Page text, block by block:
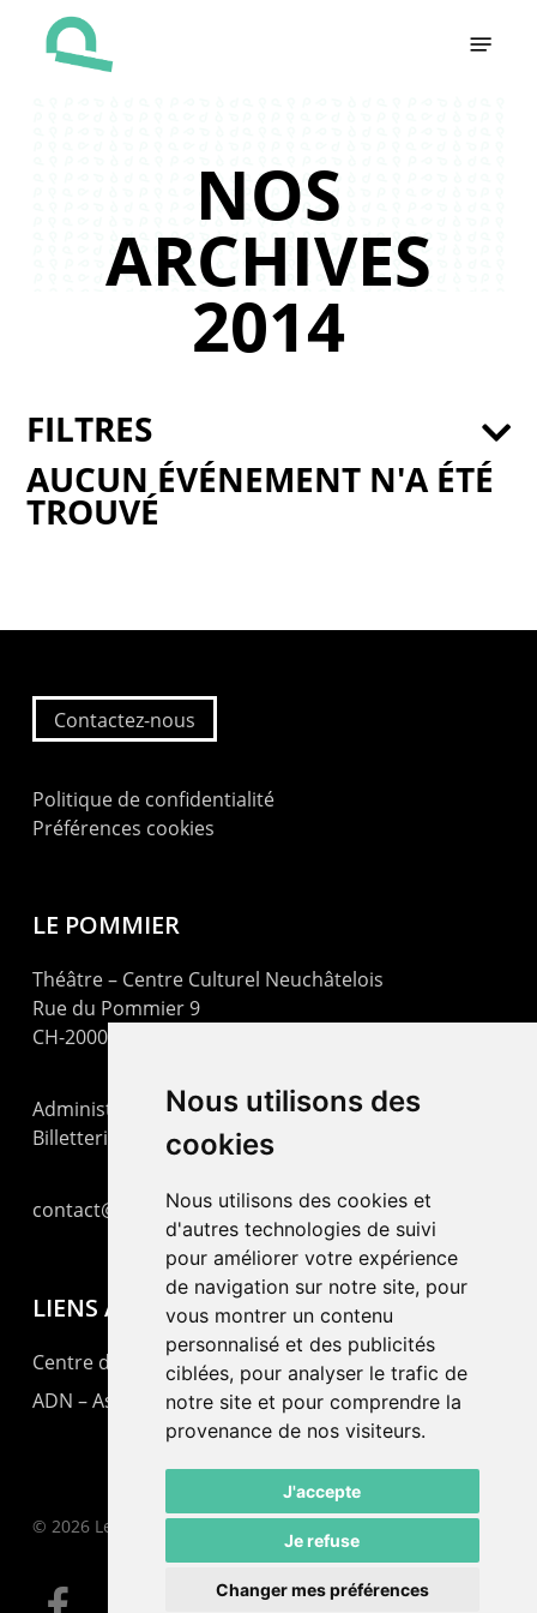
Nous utilisons des
cookies
Nous utilisons des cookies et
d'autres technologies de suivi
pour améliorer votre expérience
de navigation sur notre site, pour
vous montrer un contenu
personnalisé et des publicités
ciblées, pour analyser le trafic de
notre site et pour comprendre la
provenance de nos visiteurs.
J'accepte
Je refuse
Changer mes préférences
NOS
ARCHIVES
2014
AUCUN ÉVÉNEMENT N'A ÉTÉ
TROUVÉ
FILTRES
Contactez-nous
Politique de confidentialité
Préférences cookies
LE POMMIER
Théâtre – Centre Culturel Neuchâtelois
Rue du Pommier 9
CH-2000 Neuchâtel
Administration : +41 32 725 03 03
Billetterie : +41 32 725 05 05
contact@lepommier.ch
LIENS AMIS
Centre de culture ABC
ADN – Association Danse Neuchâtel
© 2026 Le Pommier.
facebook email